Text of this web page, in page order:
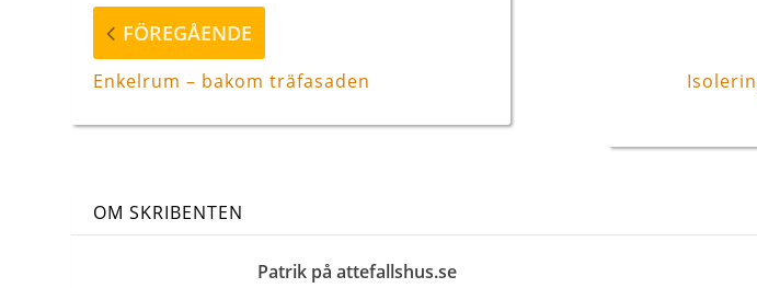
Föregående
inlägg
FÖREGÅENDE
Enkelrum – bakom träfasaden
OM SKRIBENTEN
Patrik på attefallshus.se